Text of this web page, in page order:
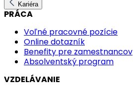
Kariéra
PRÁCA
Voľné pracovné pozície
Online dotazník
Benefity pre zamestnancov
Absolventský program
VZDELÁVANIE